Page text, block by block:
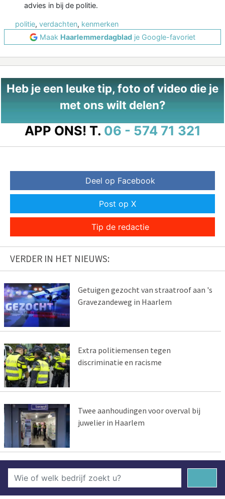
advies in bij de politie.
politie, verdachten, kenmerken
Maak Haarlemmerdagblad je Google-favoriet
Heb je een leuke tip, foto of video die je
met ons wilt delen?
APP ONS! T. 06 - 574 71 321
Deel op Facebook
Post op X
Tip de redactie
VERDER IN HET NIEUWS:
Getuigen gezocht van straatroof aan 's
Gravezandeweg in Haarlem
Extra politiemensen tegen
discriminatie en racisme
Twee aanhoudingen voor overval bij
juwelier in Haarlem